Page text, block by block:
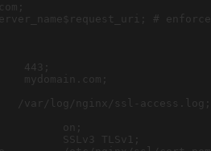
#
443;
mydomain.com;
/var/log/nginx/ssl-access.log;
on;
SSLv3 TLSv1;